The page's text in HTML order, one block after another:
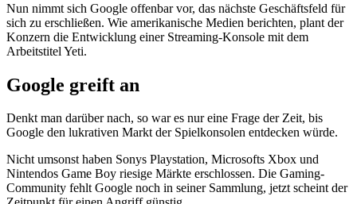
Nun nimmt sich Google offenbar vor, das nächste Geschäftsfeld für
sich zu erschließen. Wie amerikanische Medien berichten, plant der
Konzern die Entwicklung einer Streaming-Konsole mit dem
Arbeitstitel Yeti.
Google greift an
Denkt man darüber nach, so war es nur eine Frage der Zeit, bis
Google den lukrativen Markt der Spielkonsolen entdecken würde.
Nicht umsonst haben Sonys Playstation, Microsofts Xbox und
Nintendos Game Boy riesige Märkte erschlossen. Die Gaming-
Community fehlt Google noch in seiner Sammlung, jetzt scheint der